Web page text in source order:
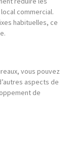
commercial.
habituelles, ce
vous pouvez
aspects de
de